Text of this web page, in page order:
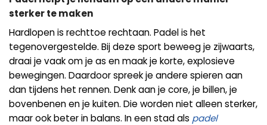
sterker te maken
Hardlopen is rechttoe rechtaan. Padel is het
tegenovergestelde. Bij deze sport beweeg je zijwaarts,
draai je vaak om je as en maak je korte, explosieve
bewegingen. Daardoor spreek je andere spieren aan
dan tijdens het rennen. Denk aan je core, je billen, je
bovenbenen en je kuiten. Die worden niet alleen sterker,
maar ook beter in balans. In een stad als padel